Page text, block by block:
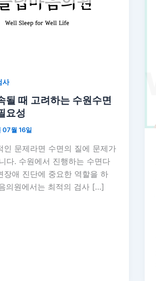
사
될 때 고려하는 수원수면
요성
월 16일
인 문제라면 수면의 질에 문제가
다. 수원에서 진행하는 수면다
장애 진단에 중요한 역할을 하
의원에서는 최적의 검사 […]